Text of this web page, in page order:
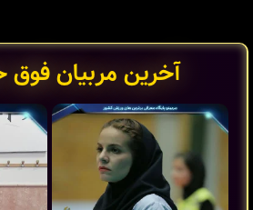
آخرین مربیان فوق